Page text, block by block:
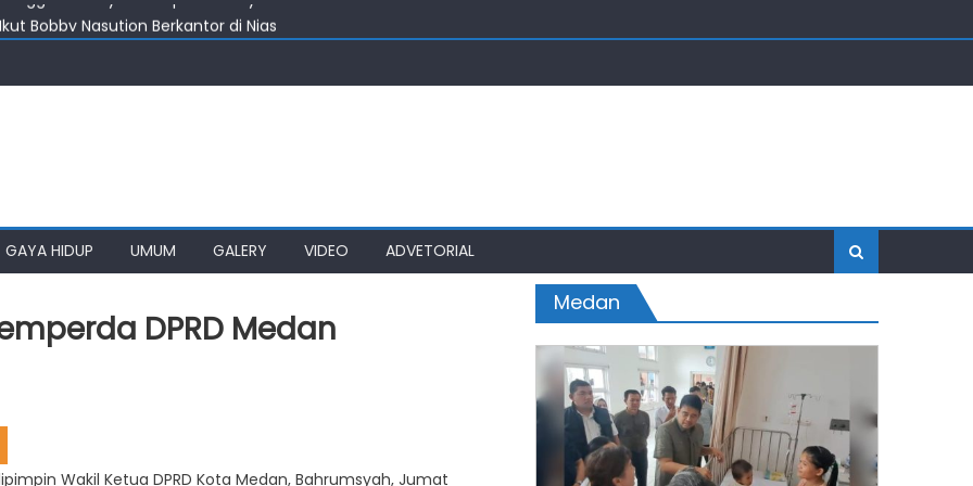
Bobby Nasution Berkantor di Nias
GAYA HIDUP UMUM GALERY VIDEO ADVETORIAL
DPRD Medan
Wakil Ketua DPRD Kota Medan, Bahrumsyah, Jumat
Medan